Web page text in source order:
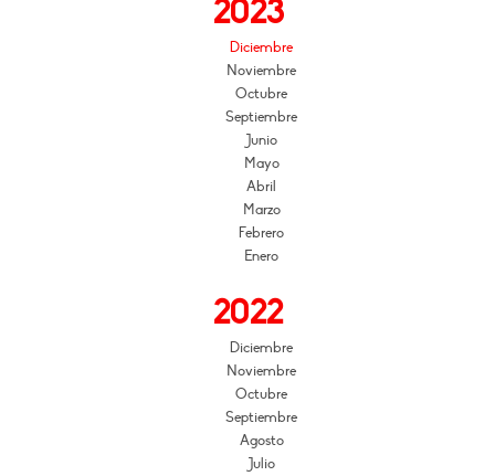
2023
Diciembre
Noviembre
Octubre
Septiembre
Junio
Mayo
Abril
Marzo
Febrero
Enero
2022
Diciembre
Noviembre
Octubre
Septiembre
Agosto
Julio